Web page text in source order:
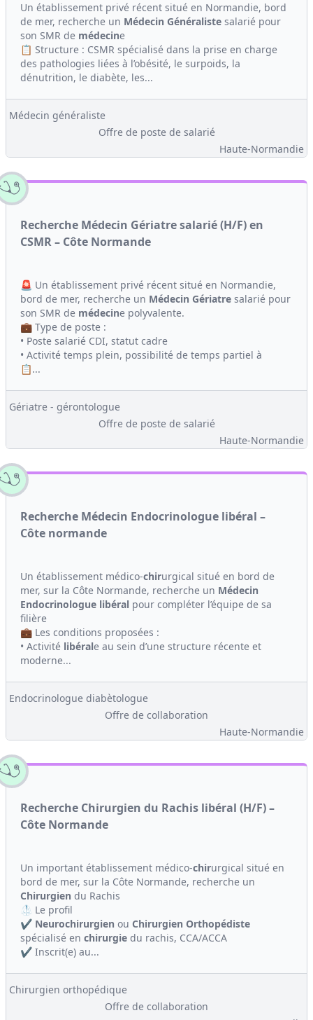
Un établissement privé récent situé en Normandie, bord
de mer, recherche un Médecin Généraliste salarié pour
son SMR de médecine
📋 Structure : CSMR spécialisé dans la prise en charge
des pathologies liées à l’obésité, le surpoids, la
dénutrition, le diabète, les...
Médecin généraliste
Offre de poste de salarié
Haute-Normandie
Recherche Médecin Gériatre salarié (H/F) en
CSMR – Côte Normande
🚨 Un établissement privé récent situé en Normandie,
bord de mer, recherche un Médecin Gériatre salarié pour
son SMR de médecine polyvalente.
💼 Type de poste :
• Poste salarié CDI, statut cadre
• Activité temps plein, possibilité de temps partiel à
📋...
Gériatre - gérontologue
Offre de poste de salarié
Haute-Normandie
Recherche Médecin Endocrinologue libéral –
Côte normande
Un établissement médico-chirurgical situé en bord de
mer, sur la Côte Normande, recherche un Médecin
Endocrinologue libéral pour compléter l’équipe de sa
filière
💼 Les conditions proposées :
• Activité libérale au sein d’une structure récente et
moderne...
Endocrinologue diabètologue
Offre de collaboration
Haute-Normandie
Recherche Chirurgien du Rachis libéral (H/F) –
Côte Normande
Un important établissement médico-chirurgical situé en
bord de mer, sur la Côte Normande, recherche un
Chirurgien du Rachis
🥼 Le profil
✔️ Neurochirurgien ou Chirurgien Orthopédiste
spécialisé en chirurgie du rachis, CCA/ACCA
✔️ Inscrit(e) au...
Chirurgien orthopédique
Offre de collaboration